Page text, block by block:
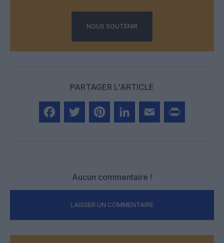
NOUS SOUTENIR
PARTAGER L'ARTICLE
Aucun commentaire !
LAISSER UN COMMENTAIRE